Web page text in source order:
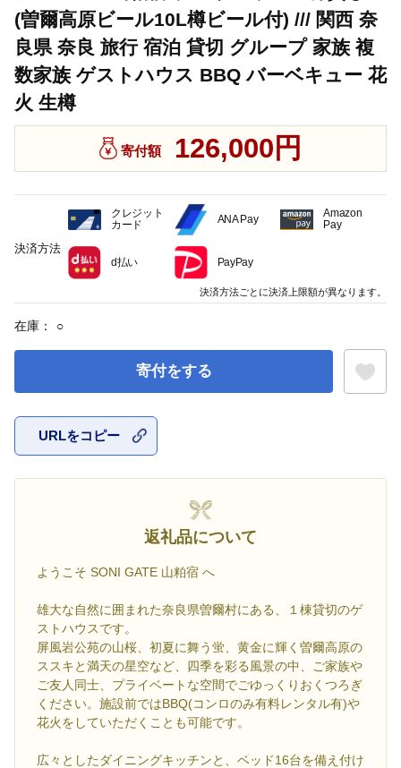
(曽爾高原ビール10L樽ビール付) /// 関西 奈
良県 奈良 旅行 宿泊 貸切 グループ 家族 複
数家族 ゲストハウス BBQ バーベキュー 花
火 生樽
寄付額 126,000円
在庫： ○
寄付をする
URLをコピー
返礼品について
ようこそ SONI GATE 山粕宿 へ
雄大な自然に囲まれた奈良県曽爾村にある、１棟貸切のゲ
ストハウスです。
屏風岩公苑の山桜、初夏に舞う蛍、黄金に輝く曽爾高原の
ススキと満天の星空など、四季を彩る風景の中、ご家族や
ご友人同士、プライベートな空間でごゆっくりおくつろぎ
ください。施設前ではBBQ(コンロのみ有料レンタル有)や
花火をしていただくことも可能です。
広々としたダイニングキッチンと、ベッド16台を備え付け
決済方法
クレジット
カード
ANA Pay
Amazon
Pay
d払い PayPay
決済方法ごとに決済上限額が異なります。